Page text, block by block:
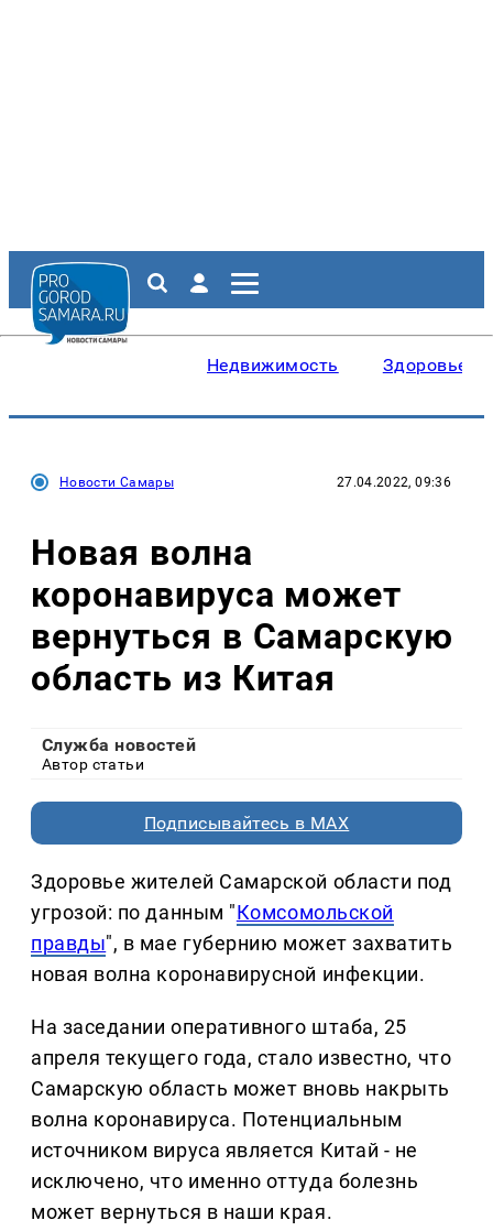
Недвижимость Здоровье
Новости Самары 27.04.2022, 09:36
Новая волна
коронавируса может
вернуться в Самарскую
область из Китая
Служба новостей
Автор статьи
Подписывайтесь в MAX
Здоровье жителей Самарской области под
угрозой: по данным "Комсомольской
правды", в мае губернию может захватить
новая волна коронавирусной инфекции.
На заседании оперативного штаба, 25
апреля текущего года, стало известно, что
Самарскую область может вновь накрыть
волна коронавируса. Потенциальным
источником вируса является Китай - не
исключено, что именно оттуда болезнь
может вернуться в наши края.